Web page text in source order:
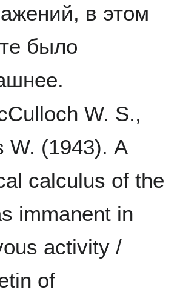
в этом
было
W. S.,
W. (1943). A
calculus of the
immanent in
activity /
of